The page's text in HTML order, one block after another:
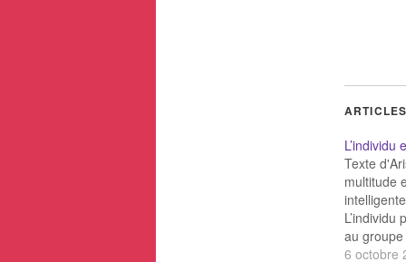
L’individu
Texte
multitude
L’individu
au
d'Asch
6 octobre